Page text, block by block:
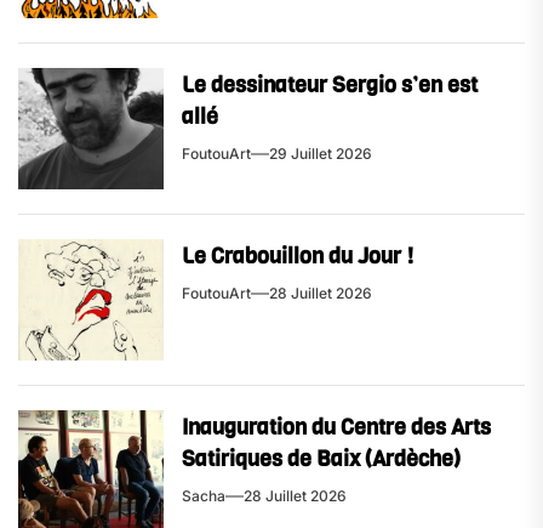
Le dessinateur Sergio s’en est
allé
FoutouArt 29 Juillet 2026
Le Crabouillon du Jour !
FoutouArt 28 Juillet 2026
Inauguration du Centre des Arts
Satiriques de Baix (Ardèche)
Sacha 28 Juillet 2026